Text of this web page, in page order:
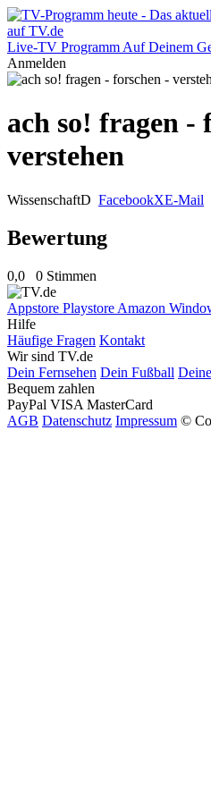
Live-TV Programm Auf Deinem
Anmelden
ach so! fragen -
verstehen
WissenschaftD FacebookXE-Mail
Bewertung
0,0 0 Stimmen
Appstore Playstore Amazon
Hilfe
Häufige Fragen Kontakt
Wir sind TV.de
Dein Fernsehen Dein Fußball
Bequem zahlen
PayPal VISA MasterCard
AGB Datenschutz Impressum ©